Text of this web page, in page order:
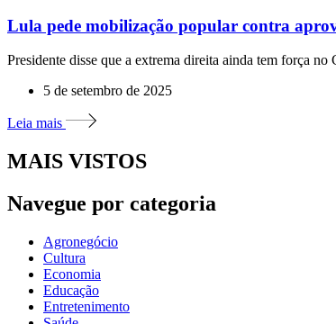
Lula pede mobilização popular contra
Presidente disse que a extrema direita ainda tem força no
5 de setembro de 2025
Leia mais
MAIS VISTOS
Navegue por categoria
Agronegócio
Cultura
Economia
Educação
Entretenimento